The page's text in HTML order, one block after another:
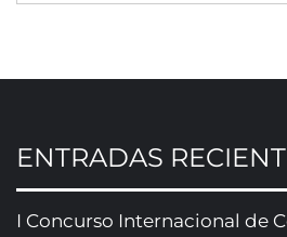
ENTRADAS
I Concurso Internacional de